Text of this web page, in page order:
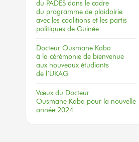
du PADES dans le cadre
du programme de plaidoirie
avec les coalitions et les partis
politiques de Guinée
Docteur Ousmane Kaba
à la cérémonie de bienvenue
aux nouveaux étudiants
de l’UKAG
Vœux du Docteur
Ousmane Kaba pour la nouvelle
année 2024